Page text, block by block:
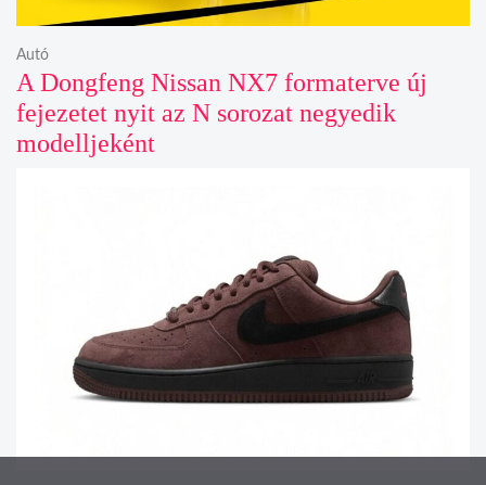
A Dongfeng Nissan NX7 formaterve új
fejezetet nyit az N sorozat negyedik
modelljeként
Autó